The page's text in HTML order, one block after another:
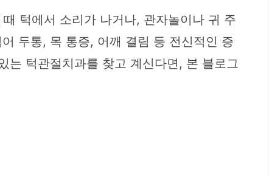
턱에서 소리가 나거나, 관자놀이나 귀 주
두통, 목 통증, 어깨 결림 등 전신적인 증
는 턱관절치과를 찾고 계신다면, 본 블로그